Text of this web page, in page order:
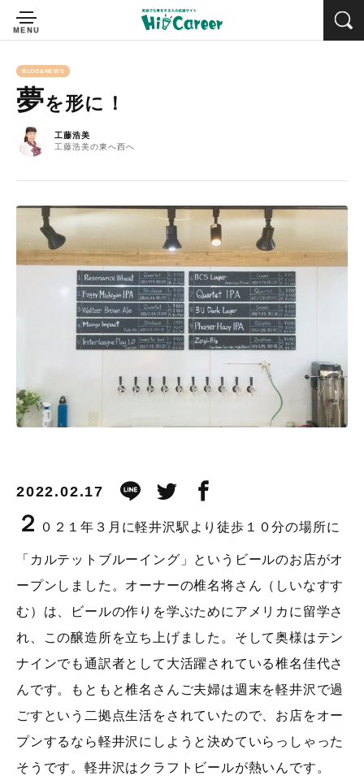
BLOG&NEWS
夢を形に！
工藤浩美
工藤浩美の東へ西へ
2022.02.17
２ ０２１年３月に軽井沢駅より徒歩１０分の場所に
「カルテットブルーイング」というビールのお店がオ
ープンしました。オーナーの椎名将さん（しいなすす
む）は、ビールの作りを学ぶためにアメリカに留学さ
れ、この醸造所を立ち上げました。そして奥様はテン
ナインでも通訳者として大活躍されている椎名佳代さ
んです。もともと椎名さんご夫婦は週末を軽井沢で過
ごすという二拠点生活をされていたので、お店をオー
プンするなら軽井沢にしようと決めていらっしゃった
そうです。軽井沢はクラフトビールが熱いんです。